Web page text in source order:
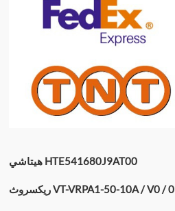
هيتاشي HTE541680J9AT00
ريكسروث VT-VRPA1-50-10A / V0 / 0